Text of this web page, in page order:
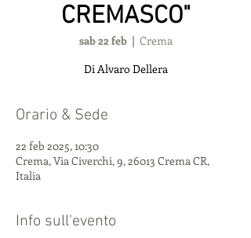
CREMASCO"
sab 22 feb
  |
Crema
Di Alvaro Dellera
Orario & Sede
22 feb 2025, 10:30
Crema, Via Civerchi, 9, 26013 Crema CR,
Italia
Info sull'evento